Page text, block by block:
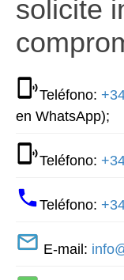
solicite
Teléfono:
en WhatsApp);
Teléfono:
Teléfono:
E-mail: